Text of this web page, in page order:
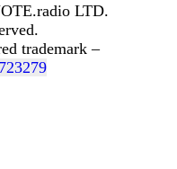
LTD.
trademark –